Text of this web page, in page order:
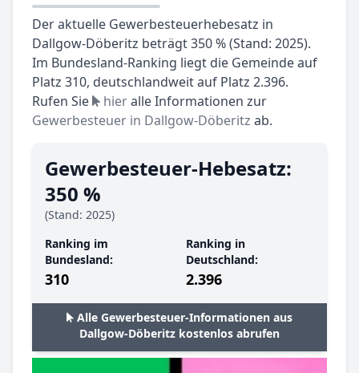
Der aktuelle Gewerbesteuerhebesatz in
Dallgow-Döberitz beträgt 350 % (Stand: 2025).
Im Bundesland-Ranking liegt die Gemeinde auf
Platz 310, deutschlandweit auf Platz 2.396.
Rufen Sie
hieralle Informationen zur
Gewerbesteuer in Dallgow-Döberitz ab.
Gewerbesteuer-Hebesatz:
350 %
(Stand: 2025)
Ranking im
Bundesland:
310
Ranking in
Deutschland:
2.396
Alle Gewerbesteuer-Informationen aus
Dallgow-Döberitz kostenlos abrufen